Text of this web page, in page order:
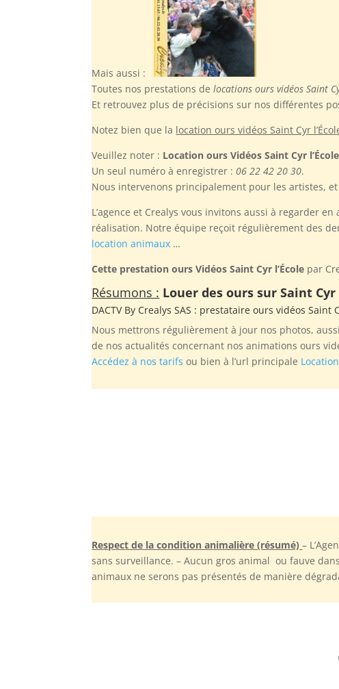
Mais aussi :
Toutes nos prestations delocations ours vidéos Saint
Et retrouvez plus de précisions sur nos différentes
Notez bien que la location ours vidéos Saint Cyr
Veuillez noter : Location ours Vidéos Saint Cyr l’École
Un seul numéro à enregistrer :06 22 42 20 30.
Nous intervenons principalement pour les artistes,
L’agence et Crealys vous invitons aussi à regarder
réalisation. Notre équipe reçoit régulièrement des
location animaux …
Cette prestation ours Vidéos Saint Cyr l’École par
Résumons : Louer des ours sur Saint
DACTV By Crealys SAS : prestataire ours vidéos Saint
Nous mettrons régulièrement à jour nos photos,
de nos actualités concernant nos animations ours
Accédez à nos tarifs ou bien à l’url principale
Respect de la condition animalière (résumé)–
sans surveillance. – Aucun gros animal ou fauve
animaux ne serons pas présentés de manière